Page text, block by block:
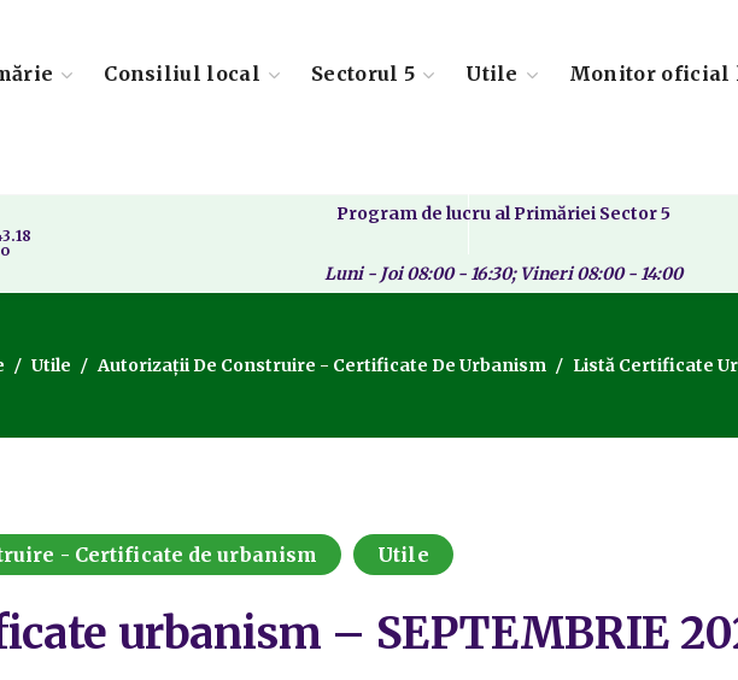
Consiliul local Sectorul 5 Utile Monitor oficial
Program de lucru al Primăriei Sector 5
Luni - Joi 08:00 - 16:30; Vineri 08:00 - 14:00
Utile Autorizații De Construire - Certificate De Urbanism Listă Certificate
- Certificate de urbanism Utile
urbanism – SEPTEMBRIE